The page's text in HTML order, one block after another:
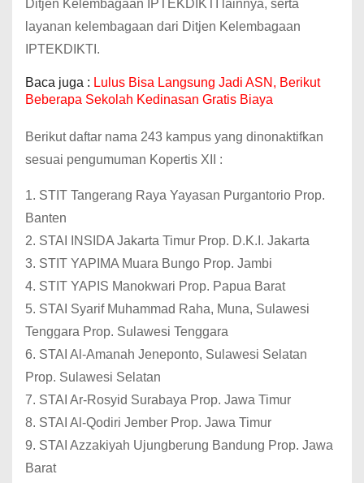
Ditjen Kelembagaan IPTEKDIKTI lainnya, serta
layanan kelembagaan dari Ditjen Kelembagaan
IPTEKDIKTI.
Baca juga : Lulus Bisa Langsung Jadi ASN, Berikut
Beberapa Sekolah Kedinasan Gratis Biaya
Berikut daftar nama 243 kampus yang dinonaktifkan
sesuai pengumuman Kopertis XII :
1. STIT Tangerang Raya Yayasan Purgantorio Prop.
Banten
2. STAI INSIDA Jakarta Timur Prop. D.K.I. Jakarta
3. STIT YAPIMA Muara Bungo Prop. Jambi
4. STIT YAPIS Manokwari Prop. Papua Barat
5. STAI Syarif Muhammad Raha, Muna, Sulawesi
Tenggara Prop. Sulawesi Tenggara
6. STAI Al-Amanah Jeneponto, Sulawesi Selatan
Prop. Sulawesi Selatan
7. STAI Ar-Rosyid Surabaya Prop. Jawa Timur
8. STAI Al-Qodiri Jember Prop. Jawa Timur
9. STAI Azzakiyah Ujungberung Bandung Prop. Jawa
Barat